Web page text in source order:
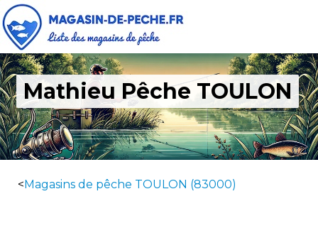
Mathieu Pêche TOULON
<Magasins de pêche TOULON (83000)